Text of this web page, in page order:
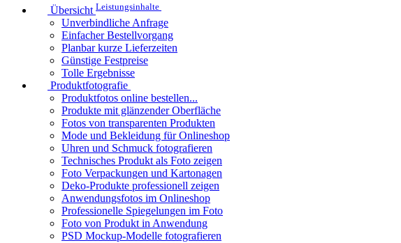
Übersicht Leistungsinhalte
Unverbindliche Anfrage
Einfacher Bestellvorgang
Planbar kurze Lieferzeiten
Günstige Festpreise
Tolle Ergebnisse
Produktfotografie
Produktfotos online bestellen...
Produkte mit glänzender Oberfläche
Fotos von transparenten Produkten
Mode und Bekleidung für Onlineshop
Uhren und Schmuck fotografieren
Technisches Produkt als Foto zeigen
Foto Verpackungen und Kartonagen
Deko-Produkte professionell zeigen
Anwendungsfotos im Onlineshop
Professionelle Spiegelungen im Foto
Foto von Produkt in Anwendung
PSD Mockup-Modelle fotografieren